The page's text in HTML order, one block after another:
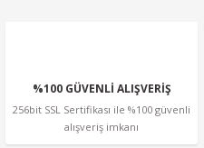
%100 GÜVENLİ ALIŞVERİŞ
256bit SSL Sertifikası ile %100 güvenli
alışveriş imkanı